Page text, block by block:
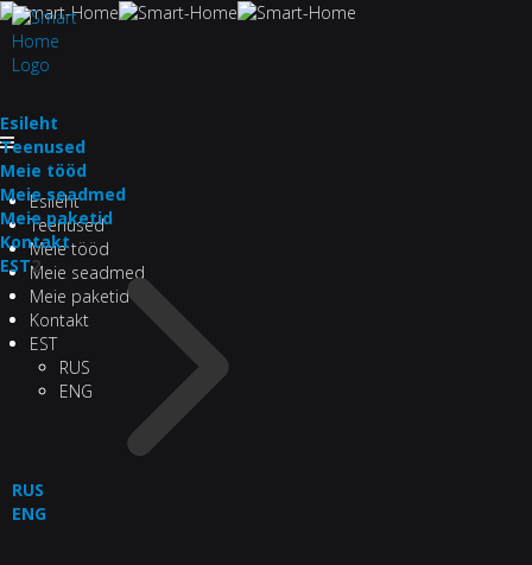
Esileht
Teenused
Meie tööd
Meie seadmed
Meie paketid
Kontakt
EST
RUS
ENG
Esileht
Teenused
Meie tööd
Meie seadmed
Meie paketid
Kontakt
EST2
RUS
ENG